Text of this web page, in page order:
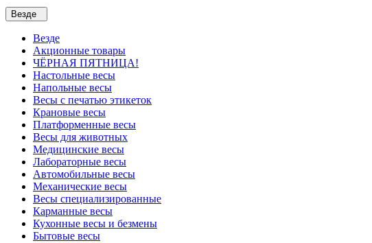
Везде
Везде
Акционные товары
ЧЁРНАЯ ПЯТНИЦА!
Настольные весы
Напольные весы
Весы с печатью этикеток
Крановые весы
Платформенные весы
Весы для животных
Медицинские весы
Лабораторные весы
Автомобильные весы
Механические весы
Весы специализированные
Карманные весы
Кухонные весы и безмены
Бытовые весы